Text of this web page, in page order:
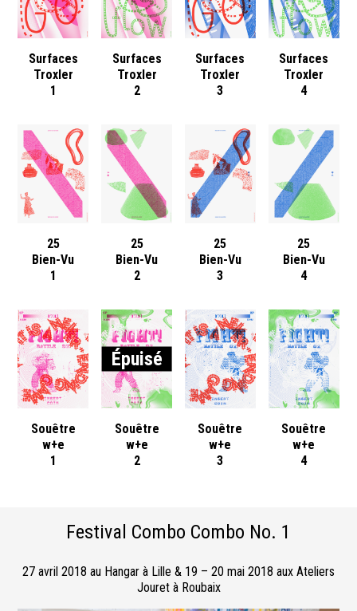
Surfaces
Troxler
1
Surfaces
Troxler
2
Surfaces
Troxler
3
Surfaces
Troxler
4
25
Bien-Vu
1
25
Bien-Vu
2
25
Bien-Vu
3
25
Bien-Vu
4
Souêtre
w+e
1
Épuisé
Souêtre
w+e
2
Souêtre
w+e
3
Souêtre
w+e
4
Festival Combo Combo No. 1
27 avril 2018 au Hangar à Lille & 19 – 20 mai 2018 aux Ateliers
Jouret à Roubaix